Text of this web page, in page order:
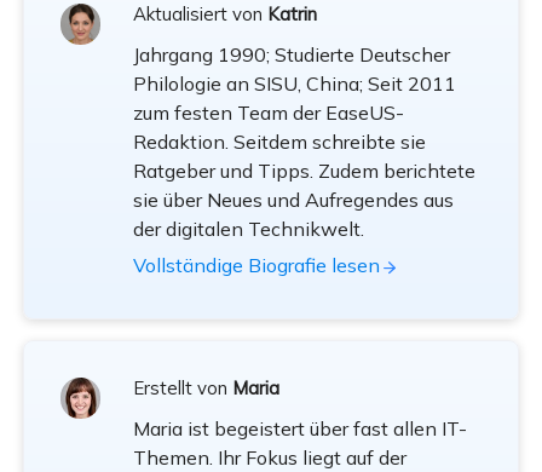
Aktualisiert von Katrin
Jahrgang 1990; Studierte Deutscher
Philologie an SISU, China; Seit 2011
zum festen Team der EaseUS-
Redaktion. Seitdem schreibte sie
Ratgeber und Tipps. Zudem berichtete
sie über Neues und Aufregendes aus
der digitalen Technikwelt.
Vollständige Biografie lesen
Erstellt von Maria
Maria ist begeistert über fast allen IT-
Themen. Ihr Fokus liegt auf der